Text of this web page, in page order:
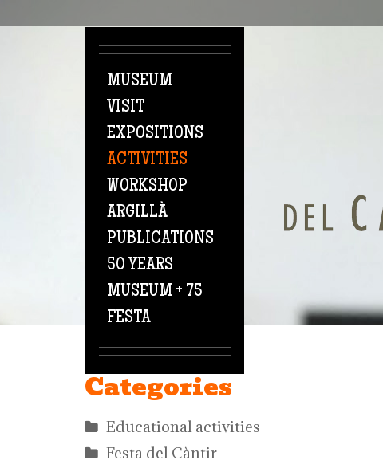
MUSEUM
VISIT
EXPOSITIONS
ACTIVITIES
WORKSHOP
ARGILLÀ
PUBLICATIONS
50 YEARS
MUSEUM + 75
FESTA
Categories
Educational activities
Festa del Càntir